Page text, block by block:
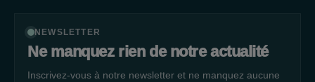
NEWSLETTER
Ne manquez rien de notre actualité
Inscrivez-vous à notre newsletter et ne manquez aucune